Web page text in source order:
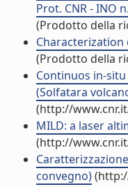
Prot. CNR - INO
(Prodotto della
Characterization
(Prodotto della
Continuos in-situ
(Solfatara
(http://
MILD: a laser
(http://
convegno)